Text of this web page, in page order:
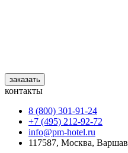
заказать
контакты
8 (800) 301‑91‑24
+7 (495) 212‑92‑72
info@pm-hotel.ru
117587, Москва,